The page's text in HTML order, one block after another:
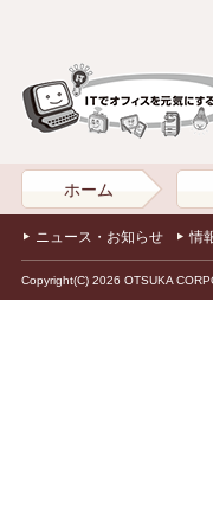
ホーム
ニュース・お知らせ 情
Copyright(C) 2026 OTSUKA